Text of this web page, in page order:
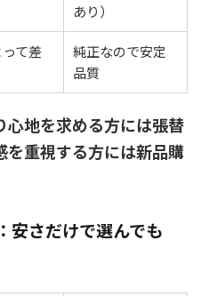
あり）
て差
純正なので安定
品質
心地を求める方には張替
を重視する方には新品購
安さだけで選んでも